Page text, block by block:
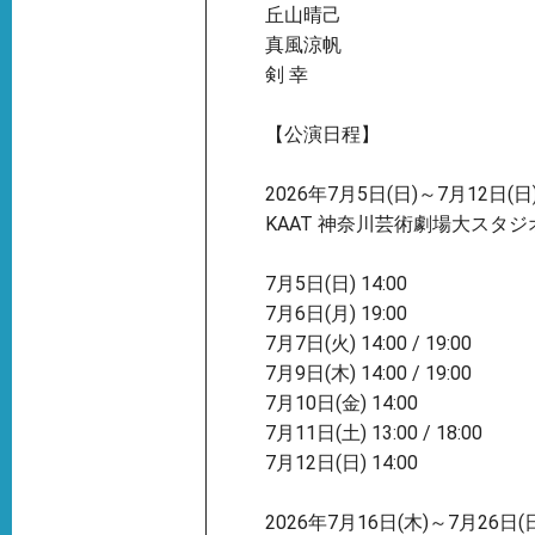
丘山晴己
真風涼帆
剣 幸
【公演日程】
2026年7月5日(日)～7月12日(
KAAT 神奈川芸術劇場大スタジ
7月5日(日) 14:00
7月6日(月) 19:00
7月7日(火) 14:00 / 19:00
7月9日(木) 14:00 / 19:00
7月10日(金) 14:00
7月11日(土) 13:00 / 18:00
7月12日(日) 14:00
2026年7月16日(木)～7月26日(